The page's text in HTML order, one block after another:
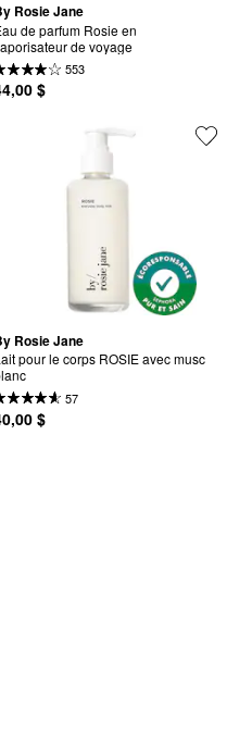
Rosie Jane
de parfum Rosie en
de voyage
553
$
Rosie Jane
pour le corps ROSIE avec musc
57
$